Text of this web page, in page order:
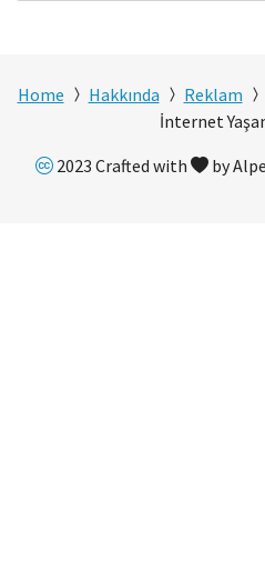
Home Hakkında Reklam
İnternet
2023 Crafted with
by